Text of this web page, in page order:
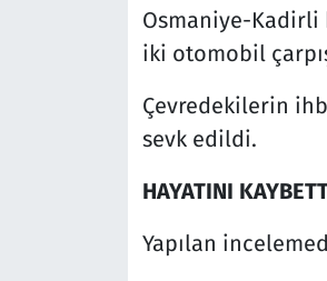
Osmaniye-Kadirli
iki otomobil
Çevredekilerin
sevk edildi.
HAYATINI
Yapılan